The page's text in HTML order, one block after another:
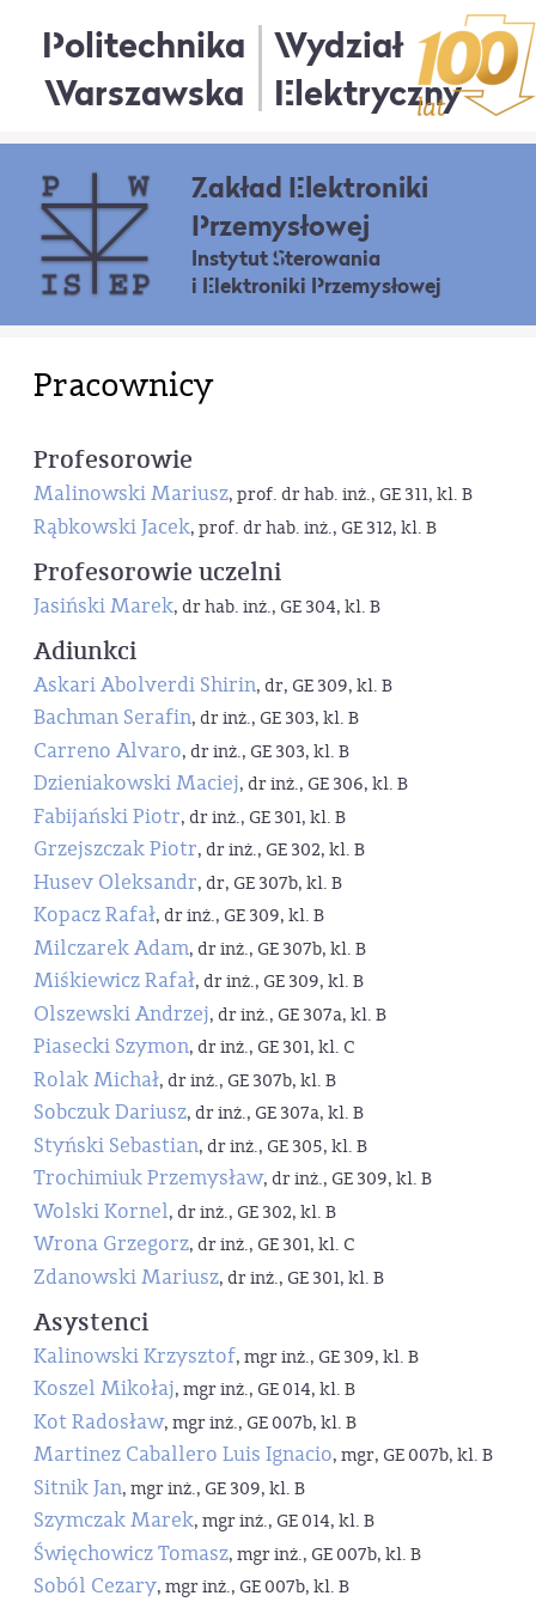
Politechnika
Warszawska
Wydział
Elektryczny
Zakład Elektroniki
Przemysłowej
Instytut Sterowania
i Elektroniki Przemysłowej
Pracownicy
Profesorowie
Malinowski Mariusz, prof. dr hab. inż., GE 311, kl. B
Rąbkowski Jacek, prof. dr hab. inż., GE 312, kl. B
Profesorowie uczelni
Jasiński Marek, dr hab. inż., GE 304, kl. B
Adiunkci
Askari Abolverdi Shirin, dr, GE 309, kl. B
Bachman Serafin, dr inż., GE 303, kl. B
Carreno Alvaro, dr inż., GE 303, kl. B
Dzieniakowski Maciej, dr inż., GE 306, kl. B
Fabijański Piotr, dr inż., GE 301, kl. B
Grzejszczak Piotr, dr inż., GE 302, kl. B
Husev Oleksandr, dr, GE 307b, kl. B
Kopacz Rafał, dr inż., GE 309, kl. B
Milczarek Adam, dr inż., GE 307b, kl. B
Miśkiewicz Rafał, dr inż., GE 309, kl. B
Olszewski Andrzej, dr inż., GE 307a, kl. B
Piasecki Szymon, dr inż., GE 301, kl. C
Rolak Michał, dr inż., GE 307b, kl. B
Sobczuk Dariusz, dr inż., GE 307a, kl. B
Styński Sebastian, dr inż., GE 305, kl. B
Trochimiuk Przemysław, dr inż., GE 309, kl. B
Wolski Kornel, dr inż., GE 302, kl. B
Wrona Grzegorz, dr inż., GE 301, kl. C
Zdanowski Mariusz, dr inż., GE 301, kl. B
Asystenci
Kalinowski Krzysztof, mgr inż., GE 309, kl. B
Koszel Mikołaj, mgr inż., GE 014, kl. B
Kot Radosław, mgr inż., GE 007b, kl. B
Martinez Caballero Luis Ignacio, mgr, GE 007b, kl. B
Sitnik Jan, mgr inż., GE 309, kl. B
Szymczak Marek, mgr inż., GE 014, kl. B
Święchowicz Tomasz, mgr inż., GE 007b, kl. B
Soból Cezary, mgr inż., GE 007b, kl. B